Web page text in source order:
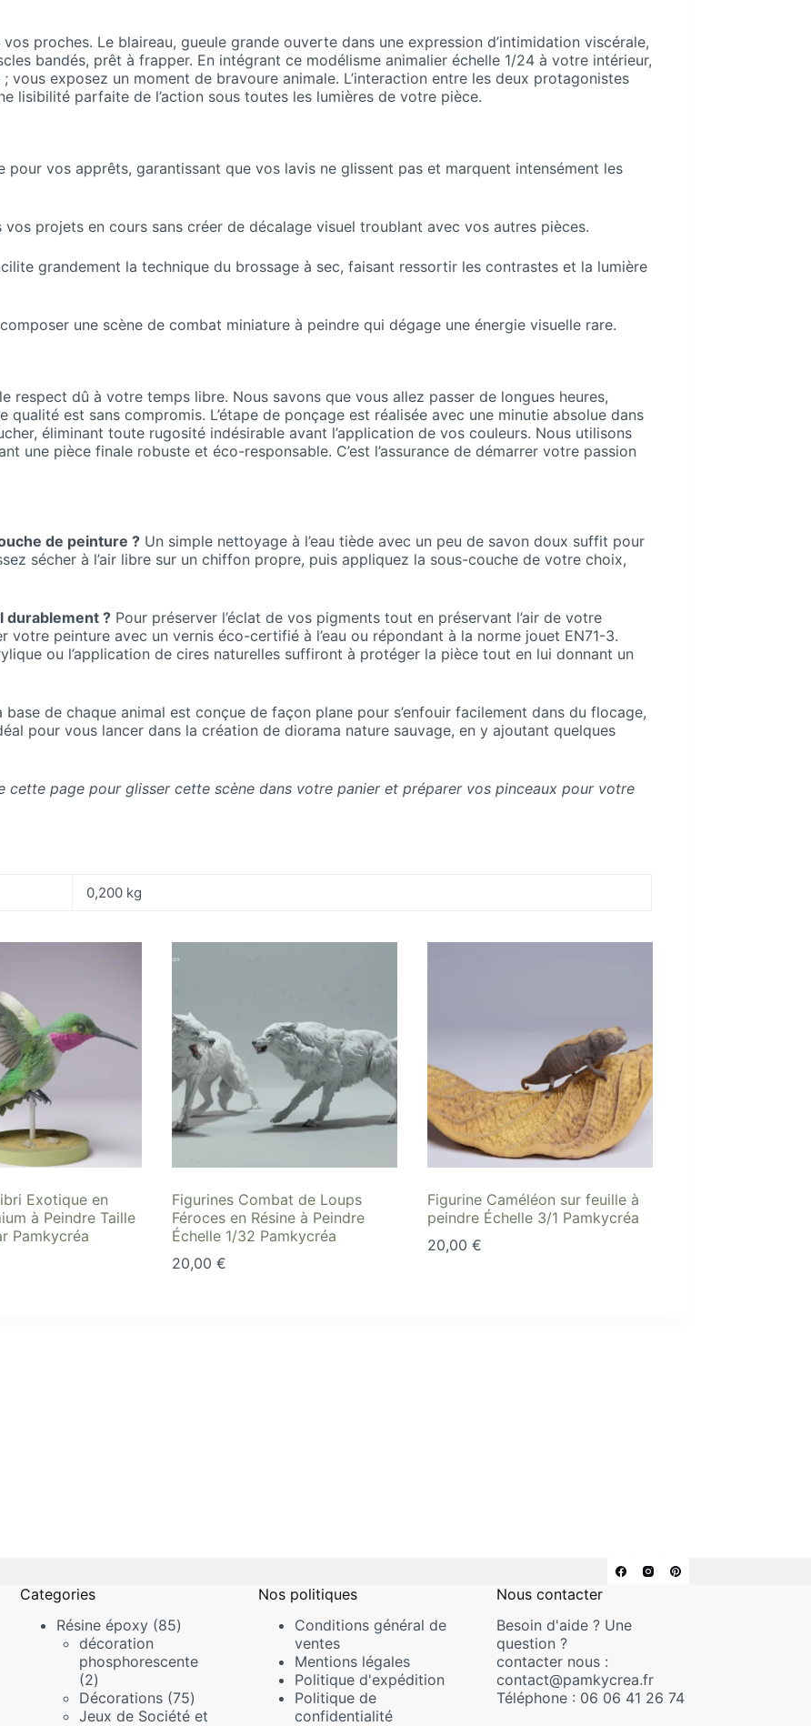
proches. Le blaireau, gueule grande ouverte dans une expression d’intimidation viscérale,
bandés, prêt à frapper. En intégrant ce modélisme animalier échelle 1/24 à votre intérieur,
exposez un moment de bravoure animale. L’interaction entre les deux protagonistes
lisibilité parfaite de l’action sous toutes les lumières de votre pièce.
vos apprêts, garantissant que vos lavis ne glissent pas et marquent intensément les
vos projets en cours sans créer de décalage visuel troublant avec vos autres pièces.
grandement la technique du brossage à sec, faisant ressortir les contrastes et la lumière
une scène de combat miniature à peindre qui dégage une énergie visuelle rare.
respect dû à votre temps libre. Nous savons que vous allez passer de longues heures,
est sans compromis. L’étape de ponçage est réalisée avec une minutie absolue dans
éliminant toute rugosité indésirable avant l’application de vos couleurs. Nous utilisons
une pièce finale robuste et éco-responsable. C’est l’assurance de démarrer votre passion
de peinture ? Un simple nettoyage à l’eau tiède avec un peu de savon doux suffit pour
sécher à l’air libre sur un chiffon propre, puis appliquez la sous-couche de votre choix,
durablement ? Pour préserver l’éclat de vos pigments tout en préservant l’air de votre
peinture avec un vernis éco-certifié à l’eau ou répondant à la norme jouet EN71-3.
ou l’application de cires naturelles suffiront à protéger la pièce tout en lui donnant un
base de chaque animal est conçue de façon plane pour s’enfouir facilement dans du flocage,
pour vous lancer dans la création de diorama nature sauvage, en y ajoutant quelques
cette page pour glisser cette scène dans votre panier et préparer vos pinceaux pour votre
0,200 kg
Exotique en
à Peindre Taille
Pamkycréa
Figurines Combat de Loups
Féroces en Résine à Peindre
Échelle 1/32 Pamkycréa
20,00€
Figurine Caméléon sur feuille à
peindre Échelle 3/1 Pamkycréa
20,00 €
Categories
Résine époxy
8585
décoration
phosphorescente
22
produits
Décorations 7575
produits
Jeux de Société et
Nos politiques
Conditions général de
ventes
Mentions légales
Politique d'expédition
Politique de
confidentialité
Nous contacter
Besoin d'aide ? Une
question ?
contacter nous :
contact@pamkycrea.fr
Téléphone : 06 06 41 26 74